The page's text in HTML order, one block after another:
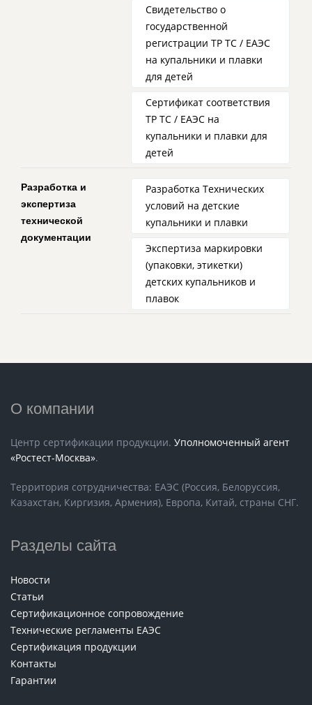
Свидетельство о
государственной
регистрации ТР ТС / ЕАЭС
на купальники и плавки
для детей
Сертификат соответствия
ТР ТС / ЕАЭС на
купальники и плавки для
детей
Разработка и
экспертиза
технической
документации
Разработка Технических
условий на детские
купальники и плавки
Экспертиза маркировки
(упаковки, этикетки)
детских купальников и
плавок
О компании
Центр сертификации продукции. Уполномоченный агент
«Ростест-Москва».
Территория сотрудничества: ЕАЭС (Россия, Белоруссия,
Казахстан, Киргизия, Армения), Европа, Китай, страны СНГ.
Разделы сайта
Новости
Статьи
Сертификационное сопровождение
Технические регламенты ЕАЭС
Сертификация продукции
Контакты
Гарантии